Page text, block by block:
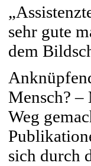
sehr gute
dem
Mensch? –
Weg
sich durch